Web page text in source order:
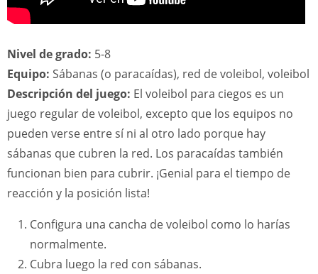
Nivel de grado: 5-8
Equipo: Sábanas (o paracaídas), red de voleibol, voleibol
Descripción del juego: El voleibol para ciegos es un
juego regular de voleibol, excepto que los equipos no
pueden verse entre sí ni al otro lado porque hay
sábanas que cubren la red. Los paracaídas también
funcionan bien para cubrir. ¡Genial para el tiempo de
reacción y la posición lista!
Configura una cancha de voleibol como lo harías
normalmente.
Cubra luego la red con sábanas.